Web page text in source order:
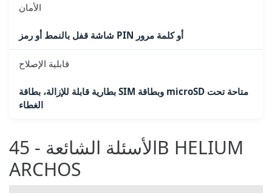
الأمان
شاشة قفل بالنمط أو رمز PIN أو كلمة مرور
قابلية الإصلاح
بطارية قابلة للإزالة، بطاقة SIM وبطاقة microSD متاحة تحت
الغطاء
الأسئلة الشائعة - 45B HELIUM
ARCHOS